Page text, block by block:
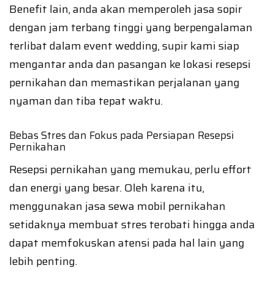
Benefit lain, anda akan memperoleh jasa sopir
dengan jam terbang tinggi yang berpengalaman
terlibat dalam event wedding, supir kami siap
mengantar anda dan pasangan ke lokasi resepsi
pernikahan dan memastikan perjalanan yang
nyaman dan tiba tepat waktu.
Bebas Stres dan Fokus pada Persiapan Resepsi
Pernikahan
Resepsi pernikahan yang memukau, perlu effort
dan energi yang besar. Oleh karena itu,
menggunakan jasa sewa mobil pernikahan
setidaknya membuat stres terobati hingga anda
dapat memfokuskan atensi pada hal lain yang
lebih penting.